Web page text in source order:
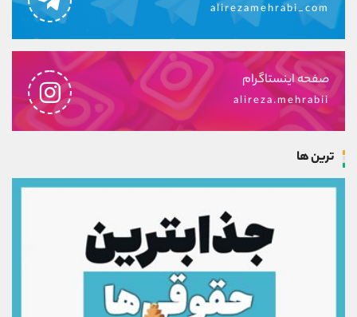
alirezamehrabi_com
صفحه اینستاگرام
alireza.mehrabii
ترین ها